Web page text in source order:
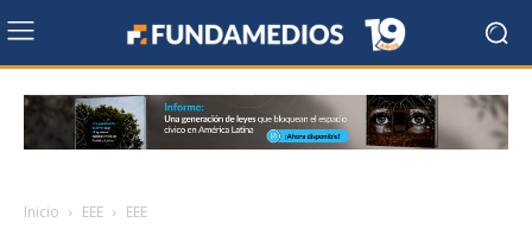
Inicio EEE EEE